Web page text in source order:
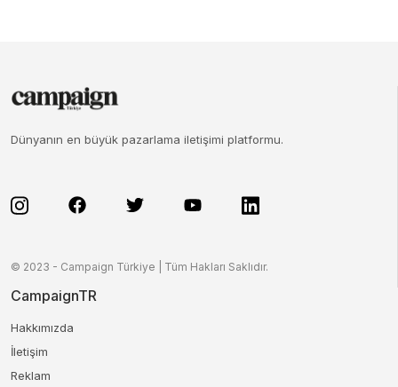
Dünyanın en büyük pazarlama iletişimi platformu.
© 2023 - Campaign Türkiye | Tüm Hakları Saklıdır.
CampaignTR
Hakkımızda
İletişim
Reklam